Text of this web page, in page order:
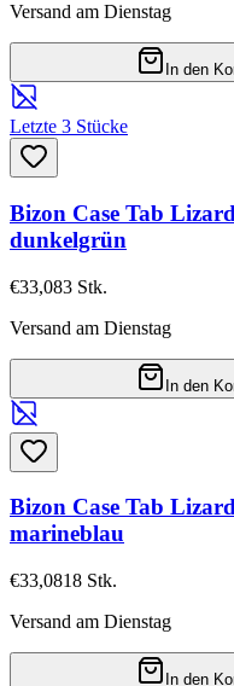
Versand am Dienstag
In den
Letzte 3 Stücke
Bizon Case Tab
dunkelgrün
€33,083 Stk.
Versand am Dienstag
In den
Bizon Case Tab
marineblau
€33,0818 Stk.
Versand am Dienstag
In den